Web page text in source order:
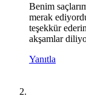
Benim
merak
teşekkür
akşamlar
Yanıtla